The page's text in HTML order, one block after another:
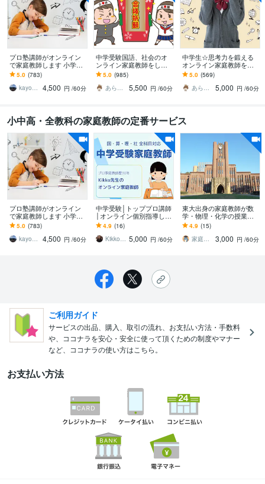
プロ塾講師がオンライン
で家庭教師します 小学生
／中学生／高校生対象の
授業をします
5.0 (783)
kayo_chan
4,500 円 /60分
中学受験国語、社会のオ
ンライン家庭教師をしま
す 歴19年のプロ講師で
す！根っこの力を鍛えて
実力アップへ！
5.0 (985)
あらむ＠スケジュール欄をご確認ください
5,500 円 /60分
中学生☆思考力を鍛える
オンライン家庭教師をし
ます 国数英社対応！歴19
年のプロ講師が根っこか
ら力を伸ばします！
5.0 (569)
あらむ＠スケジュール欄をご確認ください
5,000 円 /60分
小中高・全教科の家庭教師の定番サービス
プロ塾講師がオンライン
で家庭教師します 小学生
／中学生／高校生対象の
授業をします
5.0 (783)
kayo_chan
4,500 円 /60分
中学受験│トッププロ講師
│オンライン個別指導しま
す プロ講師歴30年★指導
生徒数500名超★全教科対
応できます！
4.9 (16)
Kikko先生 プロ家庭教師 5,000 円 /60分
東大出身の家庭教師が数
学・物理・化学の授業し
ます 成績アップから大学
受験対策までお任せくだ
さい。
4.9 (15)
家庭教師・オンライン
3,000 円 /60分
ご利用ガイド
サービスの出品、購入、取引の流れ、お支払い方法・手数料
や、ココナラを安心・安全に使って頂くための制度やマナー
など、ココナラの使い方はこちら。
お支払い方法